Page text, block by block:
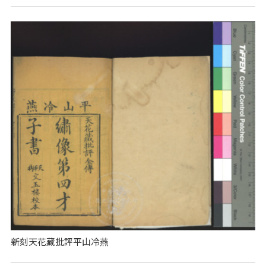
新刻天花藏批評平山冷燕